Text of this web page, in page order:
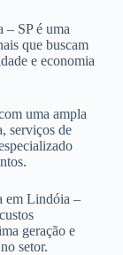
– SP é uma
que buscam
e economia
uma ampla
serviços de
em Lindóia –
geração e
setor.